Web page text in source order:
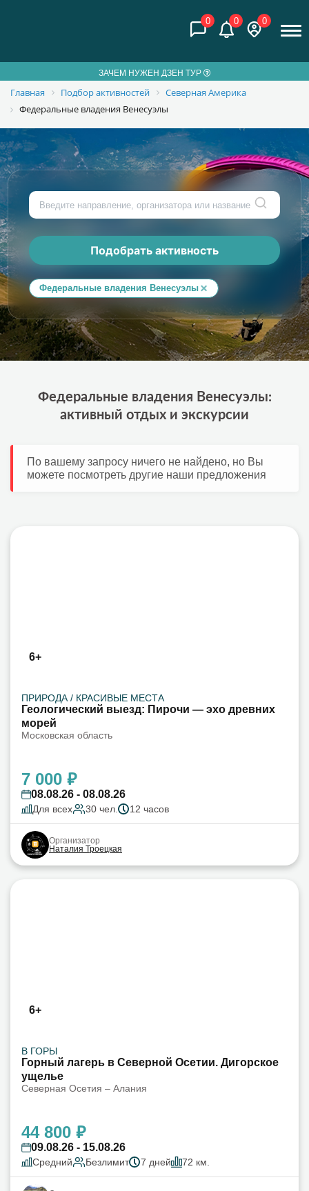
0 0 0
ЗАЧЕМ НУЖЕН ДЗЕН ТУР
Главная Подбор активностей
Северная Америка
Федеральные владения Венесуэлы
Подобрать активность
Федеральные владения Венесуэлы
Федеральные владения Венесуэлы:
активный отдых и экскурсии
По вашему запросу ничего не найдено, но Вы
можете посмотреть другие наши предложения
6+
ПРИРОДА / КРАСИВЫЕ МЕСТА
Геологический выезд: Пирочи — эхо древних
морей
Московская область
7 000 ₽
08.08.26 - 08.08.26
Для всех 30 чел. 12 часов
Организатор
Наталия Троецкая
6+
В ГОРЫ
Горный лагерь в Северной Осетии. Дигорское
ущелье
Северная Осетия – Алания
44 800 ₽
09.08.26 - 15.08.26
Средний Безлимит 7 дней 72 км.